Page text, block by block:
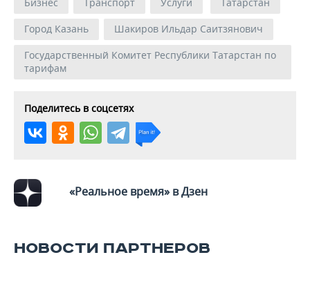
Город Казань
Шакиров Ильдар Саитзянович
Государственный Комитет Республики Татарстан по
тарифам
Поделитесь в соцсетях
«Реальное время» в Дзен
НОВОСТИ ПАРТНЕРОВ